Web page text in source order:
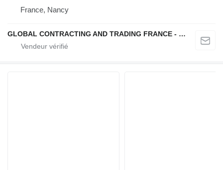
France, Nancy
GLOBAL CONTRACTING AND TRADING FRANCE - GCTF